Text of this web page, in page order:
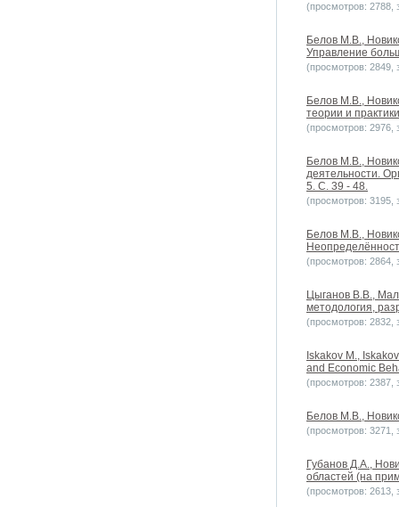
(просмотров: 2788,
Белов М.В.,
Управление
(просмотров: 2849,
Белов М.В.,
теории и
(просмотров: 2976,
Белов М.В.,
деятельности.
5. С. 39 - 48.
(просмотров: 3195,
Белов М.В.,
(просмотров: 2864,
Цыганов В.В.,
методология,
(просмотров: 2832,
Iskakov M.,
and Economic
(просмотров: 2387,
Белов М.В.,
(просмотров: 3271,
Губанов Д.А.,
областей (на
(просмотров: 2613,